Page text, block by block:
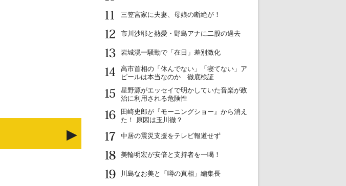
11
三笠宮家に夫妻、母娘の断絶が！
12
市川沙耶と熱愛・野島アナに二股の過去
13
岩城滉一騒動で「在日」差別激化
14
高市首相の「休んでない」「寝てない」ア
ピールは本当なのか 徹底検証
15
星野源がエッセイで明かしていた音楽が政
治に利用される危険性
16
田崎史郎が『モーニングショー』から消え
た！ 原因は玉川徹？
17
中居の震災支援をテレビ報道せず
18
美輪明宏が安倍と支持者を一喝！
19
川島なお美と「噂の真相」編集長